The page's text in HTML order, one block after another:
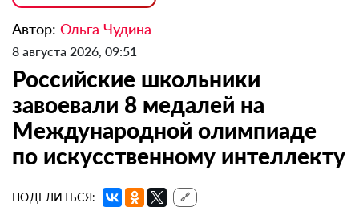
Автор: Ольга Чудина
8 августа 2026, 09:51
Российские школьники
завоевали 8 медалей на
Международной олимпиаде
по искусственному интеллекту
ПОДЕЛИТЬСЯ: 🔗